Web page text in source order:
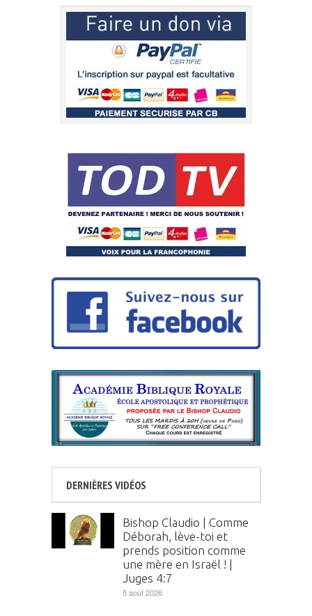
DERNIÈRES VIDÉOS
Bishop Claudio | Comme
Déborah, lève-toi et
prends position comme
une mère en Israël ! |
Juges 4:7
5 août 2026